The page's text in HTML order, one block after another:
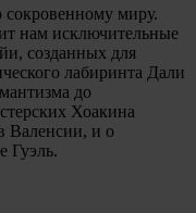
миру.
нам исключительные
созданных для
лабиринта Дали
до
Хоакина
Валенсии, и о
Гуэль.